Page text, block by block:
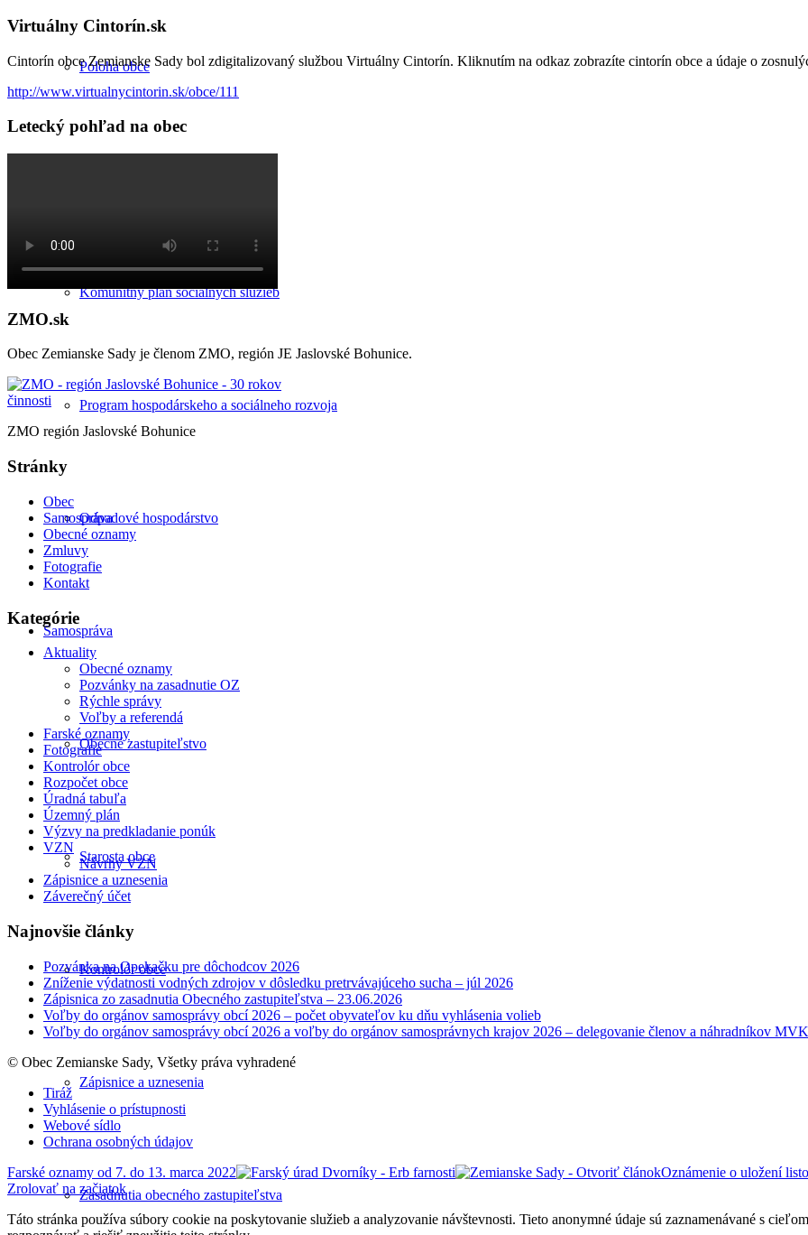
Poloha obce
Komunitný plán sociálnych služieb
Program hospodárskeho a sociálneho rozvoja
Odpadové hospodárstvo
Samospráva
Obecné zastupiteľstvo
Starosta obce
Kontrolór obce
Zápisnice a uznesenia
Zasadnutia obecného zastupiteľstva
Virtuálny Cintorín.sk
Cintorín obce Zemianske Sady bol zdigitalizovaný službou Virtuálny Cintorín. Kliknutím na odkaz zobrazíte cintorín obce a údaje o
http://www.virtualnycintorin.sk/obce/111
Letecký pohľad na obec
ZMO.sk
Obec Zemianske Sady je členom ZMO, región JE Jaslovské Bohunice.
ZMO región Jaslovské Bohunice
Stránky
Obec
Samospráva
Obecné oznamy
Zmluvy
Fotografie
Kontakt
Kategórie
Aktuality
Obecné oznamy
Pozvánky na zasadnutie OZ
Rýchle správy
Voľby a referendá
Farské oznamy
Fotografie
Kontrolór obce
Rozpočet obce
Úradná tabuľa
Územný plán
Výzvy na predkladanie ponúk
VZN
Návrhy VZN
Zápisnice a uznesenia
Záverečný účet
Najnovšie články
Pozvánka na Opekačku pre dôchodcov 2026
Zníženie výdatnosti vodných zdrojov v dôsledku pretrvávajúceho sucha – júl 2026
Zápisnica zo zasadnutia Obecného zastupiteľstva – 23.06.2026
Voľby do orgánov samosprávy obcí 2026 – počet obyvateľov ku dňu vyhlásenia volieb
Voľby do orgánov samosprávy obcí 2026 a voľby do orgánov samosprávnych krajov 2026 – delegovanie členov a náhradníkov MVK
© Obec Zemianske Sady, Všetky práva vyhradené
Tiráž
Vyhlásenie o prístupnosti
Webové sídlo
Ochrana osobných údajov
Farské oznamy od 7. do 13. marca 2022
Oznámenie o uložení
Zrolovať na začiatok
Táto stránka používa súbory cookie na poskytovanie služieb a analyzovanie návštevnosti. Tieto anonymné údaje sú zaznamenávané s